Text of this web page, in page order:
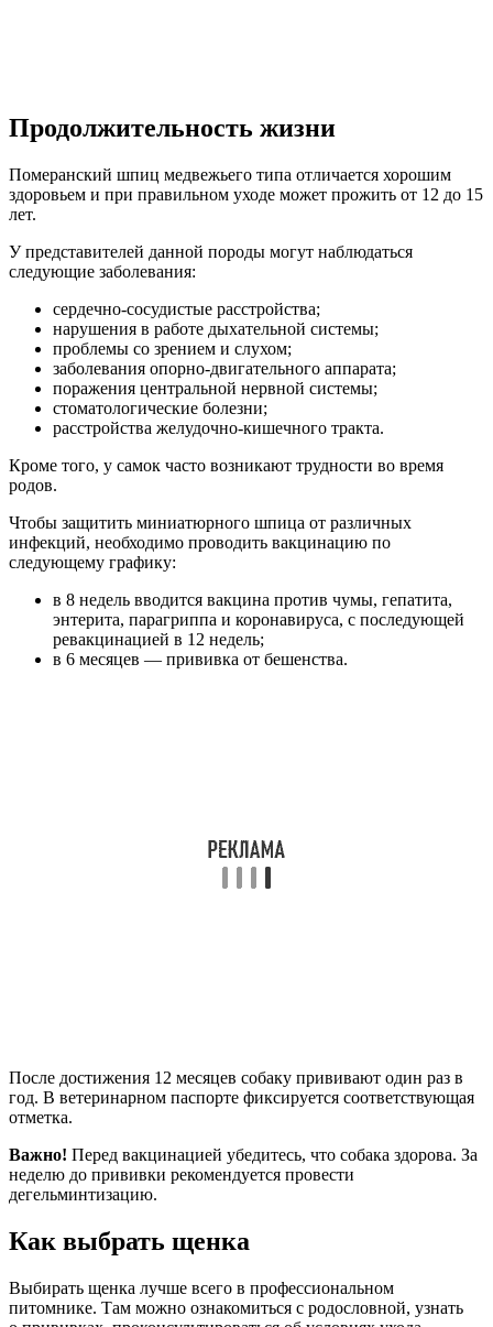
Продолжительность жизни
Померанский шпиц медвежьего типа отличается хорошим
здоровьем и при правильном уходе может прожить от 12 до 15
лет.
У представителей данной породы могут наблюдаться
следующие заболевания:
сердечно-сосудистые расстройства;
нарушения в работе дыхательной системы;
проблемы со зрением и слухом;
заболевания опорно-двигательного аппарата;
поражения центральной нервной системы;
стоматологические болезни;
расстройства желудочно-кишечного тракта.
Кроме того, у самок часто возникают трудности во время
родов.
Чтобы защитить миниатюрного шпица от различных
инфекций, необходимо проводить вакцинацию по
следующему графику:
в 8 недель вводится вакцина против чумы, гепатита,
энтерита, парагриппа и коронавируса, с последующей
ревакцинацией в 12 недель;
в 6 месяцев — прививка от бешенства.
После достижения 12 месяцев собаку прививают один раз в
год. В ветеринарном паспорте фиксируется соответствующая
отметка.
Важно! Перед вакцинацией убедитесь, что собака здорова. За
неделю до прививки рекомендуется провести
дегельминтизацию.
Как выбрать щенка
Выбирать щенка лучше всего в профессиональном
питомнике. Там можно ознакомиться с родословной, узнать